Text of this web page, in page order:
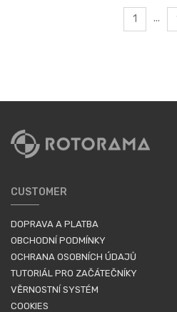
1 ...
CUSTOMER
DOPRAVA A PLATBA
OBCHODNÍ PODMÍNKY
OCHRANA OSOBNÍCH ÚDAJŮ
TUTORIÁL PRO ZAČÁTEČNÍKY
VĚRNOSTNÍ SYSTÉM
COOKIES